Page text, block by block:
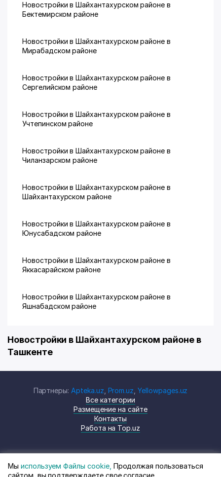
Новостройки в Шайхантахурском районе в
Бектемирском районе
Новостройки в Шайхантахурском районе в
Мирабадском районе
Новостройки в Шайхантахурском районе в
Сергелийском районе
Новостройки в Шайхантахурском районе в
Учтепинском районе
Новостройки в Шайхантахурском районе в
Чиланзарском районе
Новостройки в Шайхантахурском районе в
Шайхантахурском районе
Новостройки в Шайхантахурском районе в
Юнусабадском районе
Новостройки в Шайхантахурском районе в
Яккасарайском районе
Новостройки в Шайхантахурском районе в
Яшнабадском районе
Новостройки в Шайхантахурском районе в
Ташкенте
Партнеры: Apteka.uz Prom.uz ,Yellowpages.uz
Все категории
Размещение на сайте
Контакты
Работа на Top.uz
© Top.uz, 2024 Каталог компаний Политика
Мы используем Файлы cookie, Продолжая пользоваться
сайтом, вы подтверждаете свое согласие